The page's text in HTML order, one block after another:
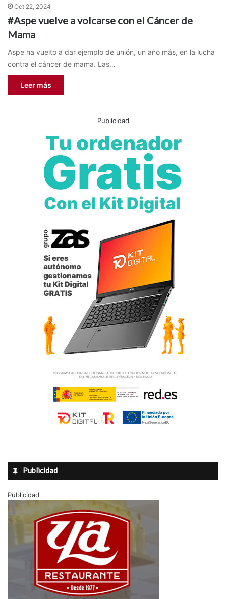
Oct 22, 2024
#Aspe vuelve a volcarse con el Cáncer de
Mama
Aspe ha vuelto a dar ejemplo de unión, un año más, en la lucha
contra el cáncer de mama. Las…
Leer más
Publicidad
Publicidad
Publicidad